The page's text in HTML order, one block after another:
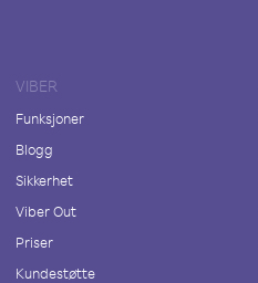
VIBER
Funksjoner
Blogg
Sikkerhet
Viber Out
Priser
Kundestøtte